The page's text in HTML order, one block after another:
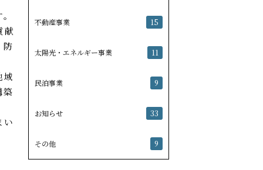
献
防
域
築
い
不動産事業 15
太陽光・エネルギー事業 11
民泊事業 9
お知らせ 33
その他 9